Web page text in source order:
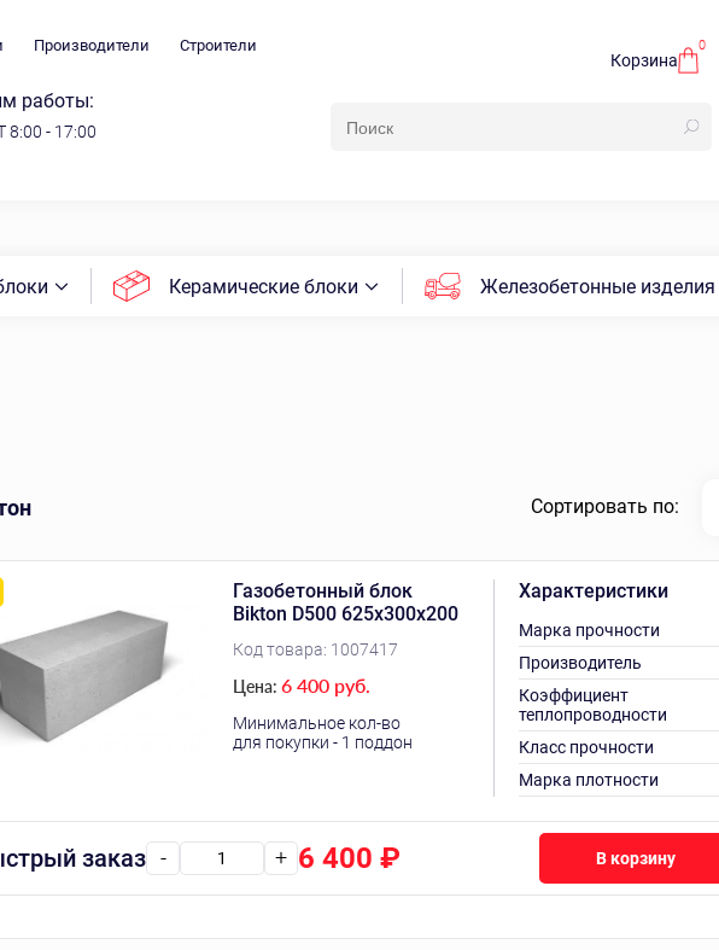
Производители Строители
Корзина
0
работы:
8:00 - 17:00
Керамические блоки Железобетонные изделия
Сортировать по:
Газобетонный блок
Bikton D500 625х300х200
Код товара: 1007417
Цена: 6 400 руб.
Минимальное кол-во
для покупки - 1 поддон
Характеристики
Марка прочности
Производитель
Коэффициент
теплопроводности
Класс прочности
Марка плотности
заказ - + 6 400 ₽ В корзину